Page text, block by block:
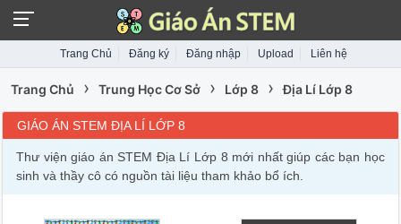
Trang Chủ Đăng ký Đăng nhập Upload Liên hệ
Trang Chủ › Trung Học Cơ Sở › Lớp 8 › Địa Lí Lớp 8
GIÁO ÁN STEM ĐỊA LÍ LỚP 8
Thư viện giáo án STEM Địa Lí Lớp 8 mới nhất giúp các bạn học
sinh và thầy cô có nguồn tài liệu tham khảo bổ ích.